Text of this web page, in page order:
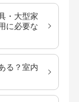
・大型家
に必要な
る？室内